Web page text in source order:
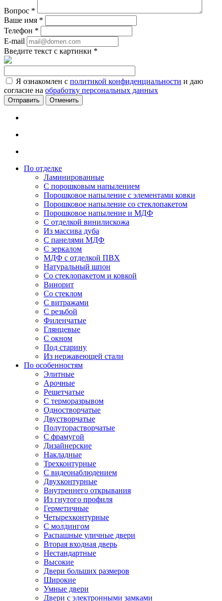
Вопрос *
Ваше имя *
Телефон *
E-mail
Введите текст с картинки *
Я ознакомлен с политикой конфиденциальности и даю
согласие на обработку персональных данных
Отменить
По отделке
Ламинированные
С порошковым напылением
Порошковое напыление с элементами ковки
Порошковое напыление со стеклопакетом
Порошковое напыление и МДФ
С отделкой винилискожа
Из массива дуба
С панелями МДФ
С зеркалом
МДФ с отделкой ПВХ
Натуральный шпон
Со стеклопакетом и ковкой
Винорит
Со стеклом
С витражами
С резьбой
Филенчатые
Глянцевые
С окном
Под старину
Из нержавеющей стали
По особенностям
Элитные
Арочные
Решетчатые
С терморазрывом
Одностворчатые
Двустворчатые
Полуторастворчатые
С фрамугой
Дизайнерские
Накладные
Трехконтурные
С видеонаблюдением
Двухконтурные
Внутреннего открывания
Из гнутого профиля
Герметичные
Четырехконтурные
С молдингом
Распашные уличные двери
Вторая входная дверь
Нестандартные
Высокие
Двери больших размеров
Широкие
Умные двери
Двери с электронными замками